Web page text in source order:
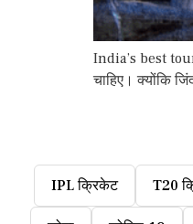
India’s best
चाहिए। क्योंकि
IPL क्रिकेट T20